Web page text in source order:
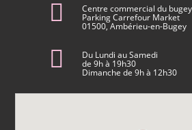
Centre commercial du bugey
Parking Carrefour Market
01500, Ambérieu-en-Bugey
Du Lundi au Samedi
de 9h à 19h30
Dimanche de 9h à 12h30